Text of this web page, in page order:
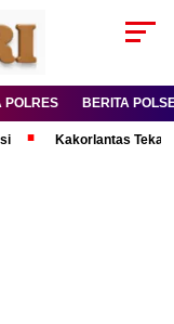
POLRES BERITA
Tekankan